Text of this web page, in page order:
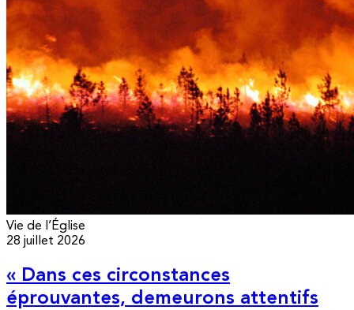
Vie de l’Église
28 juillet 2026
« Dans ces circonstances
éprouvantes, demeurons attentifs